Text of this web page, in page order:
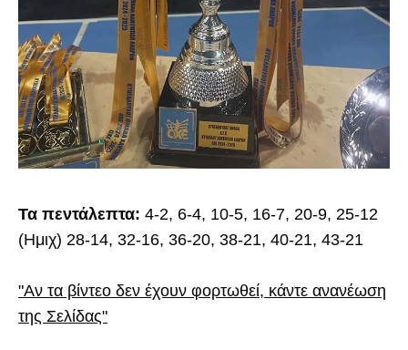
Τα πεντάλεπτα: 4-2, 6-4, 10-5, 16-7, 20-9, 25-12
(Ημιχ) 28-14, 32-16, 36-20, 38-21, 40-21, 43-21
"Αν τα βίντεο δεν έχουν φορτωθεί, κάντε ανανέωση
της Σελίδας"